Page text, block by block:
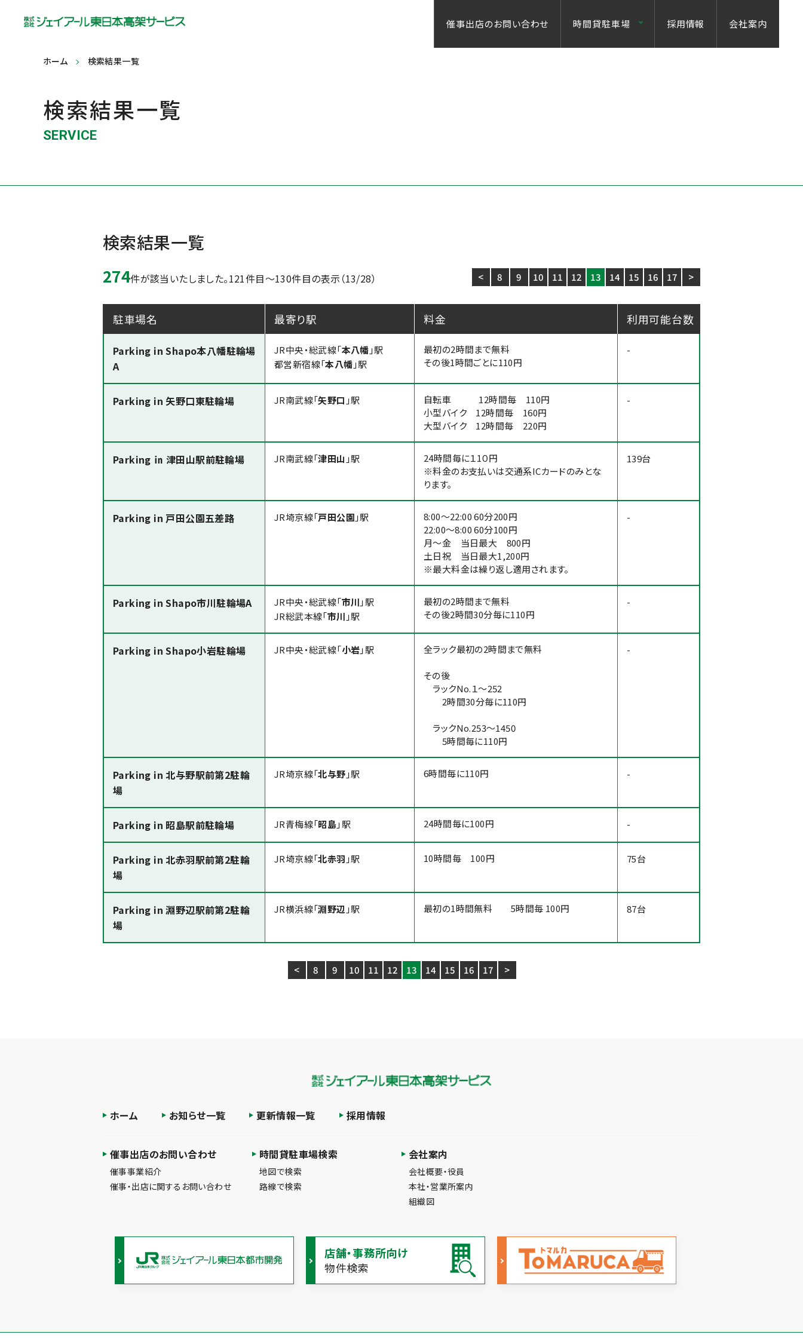
催事出店のお問い合わせ 時間貸駐車場 採用情報 会社案内
ホーム 検索結果一覧
検索結果一覧
SERVICE
検索結果一覧
274件が該当いたしました。121件目～130件目の表示（13/28） < 8 9 10 11 12 13 14 15 16 17 >
駐車場名 最寄り駅 料金 利用可能台数
Parking in Shapo本八幡駐輪場
A
JR中央・総武線「本八幡 」駅
都営新宿線「本八幡 」駅
最初の2時間まで無料
その後1時間ごとに110円
-
Parking in 矢野口東駐輪場 JR南武線「矢野口 」駅
自転車 12時間毎 110円
小型バイク 12時間毎 160円
大型バイク 12時間毎 220円
-
Parking ㏌ 津田山駅前駐輪場 JR南武線「津田山 」駅
24時間毎に１1０円
※料金のお支払いは交通系ICカードのみとな
ります。
139台
Parking in 戸田公園五差路 JR埼京線「戸田公園 」駅
8:00～22:00 60分200円
22:00～8:00 60分100円
月～金 当日最大 800円
土日祝 当日最大1,200円
※最大料金は繰り返し適用されます。
-
Parking in Shapo市川駐輪場A JR中央・総武線「市川 」駅
JR総武本線「市川 」駅
最初の2時間まで無料
その後2時間30分毎に110円
-
Parking in Shapo小岩駐輪場 JR中央・総武線「小岩」駅 全ラック最初の2時間まで無料
その後
ラックNo.１～252
2時間30分毎に110円
ラックNo.253～1450
5時間毎に110円
-
Parking in 北与野駅前第2駐輪
場
JR埼京線「北与野 」駅 6時間毎に110円 -
Parking in 昭島駅前駐輪場 JR青梅線「昭島」駅 24時間毎に100円 -
Parking in 北赤羽駅前第2駐輪
場
JR埼京線「北赤羽 」駅 10時間毎 100円 75台
Parking in 淵野辺駅前第2駐輪
場
JR横浜線「淵野辺 」駅 最初の1時間無料 5時間毎 100円 87台
< 8 9 10 11 12 13 14 15 16 17 >
ホーム お知らせ一覧 更新情報一覧 採用情報
催事出店のお問い合わせ
催事事業紹介
催事・出店に関するお問い合わせ
時間貸駐車場検索
地図で検索
路線で検索
会社案内
会社概要・役員
本社・営業所案内
組織図
店舗・事務所向け
物件検索